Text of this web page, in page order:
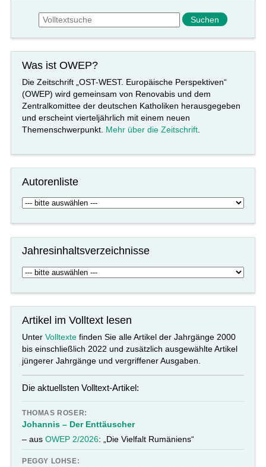
Suchformular
Suche
Was ist OWEP?
Die Zeitschrift „OST-WEST. Europäische Perspektiven“
(OWEP) wird gemeinsam von Renovabis und dem
Zentralkomittee der deutschen Katholiken herausgegeben
und erscheint vierteljährlich mit einem neuen
Themenschwerpunkt. Mehr über die Zeitschrift
Autorenliste
Jahresinhaltsverzeichnisse
Artikel im Volltext lesen
UnterVolltexte finden Sie alle Artikel der Jahrgänge 2000
bis einschließlich 2022 und zusätzlich ausgewählte Artikel
jüngerer Jahrgänge und vergriffener Ausgaben.
Die aktuellsten Volltext-Artikel:
THOMAS ROSER:
Johannis – Der Enttäuscher
– ausOWEP 2/2026: „Die Vielfalt Rumäniens“
PEGGY LOHSE: